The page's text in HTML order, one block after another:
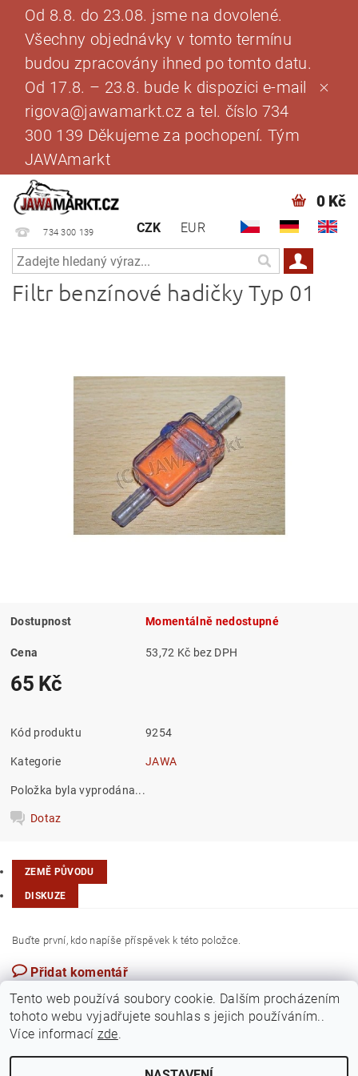
Od 8.8. do 23.08. jsme na dovolené.
Všechny objednávky v tomto termínu
budou zpracovány ihned po tomto datu.
Od 17.8. – 23.8. bude k dispozici e-mail
rigova@jawamarkt.cz a tel. číslo 734
300 139 Děkujeme za pochopení. Tým
JAWAmarkt
734 300 139 CZK EUR
0 Kč
Filtr benzínové hadičky Typ 01
Dostupnost Momentálně nedostupné
Cena 53,72 Kč bez DPH
65 Kč
Kód produktu 9254
Kategorie JAWA
Položka byla vyprodána...
Dotaz
ZEMĚ PŮVODU
DISKUZE
Buďte první, kdo napíše příspěvek k této položce.
Přidat komentář
Tento web používá soubory cookie. Dalším procházením
tohoto webu vyjadřujete souhlas s jejich používáním..
Více informací zde.